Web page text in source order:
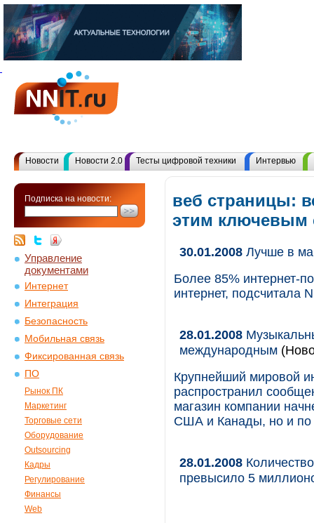
Новости Новости 2.0 Тесты цифровой техники Интервью
Подписка на новости:
Управление
документами
Интернет
Интеграция
Безопасность
Мобильная связь
Фиксированная связь
ПО
Рынок ПК
Маркетинг
Торговые сети
Оборудование
Outsourcing
Кадры
Регулирование
Финансы
Web
веб страницы:
этим ключевым
30.01.2008 Лучше в
Более 85% интернет-
интернет,
28.01.2008
международным
Крупнейший мировой
распространил
магазин компании
США и Канады, но и по
28.01.2008
превысило 5